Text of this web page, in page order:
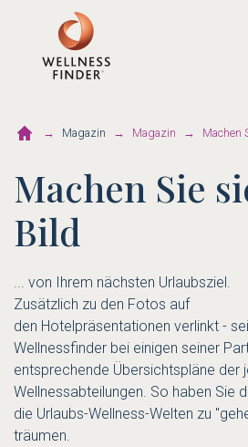
Magazin Magazin Machen
Machen Sie
Bild
... von Ihrem nächsten Urlaubsziel.
Zusätzlich zu den Fotos auf
den Hotelpräsentationen verlinkt -
Wellnessfinder bei einigen seiner
entsprechende Übersichtspläne der
Wellnessabteilungen. So haben Sie
die Urlaubs-Wellness-Welten zu
träumen.